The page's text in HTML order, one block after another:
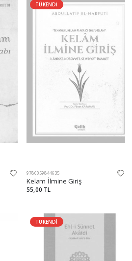
TÜKENDİ
9786059844635
Kelam İlmine Giriş
55,00 TL
TÜKENDİ